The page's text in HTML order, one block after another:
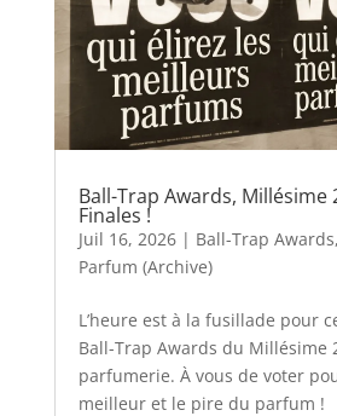
Ball-Trap Awards, Millésime
Finales !
Juil 16, 2026| Ball-Trap Awards,
Parfum (Archive)
L’heure est à la fusillade pour
Ball-Trap Awards du Millésime
parfumerie. À vous de voter
meilleur et le pire du parfum !